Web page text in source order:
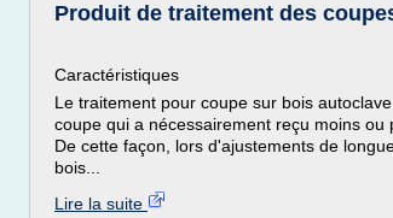
Produit de traitement des
Caractéristiques
Le traitement pour coupe sur bois
coupe qui a nécessairement reçu moins
De cette façon, lors d'ajustements de
bois...
Lire la suite